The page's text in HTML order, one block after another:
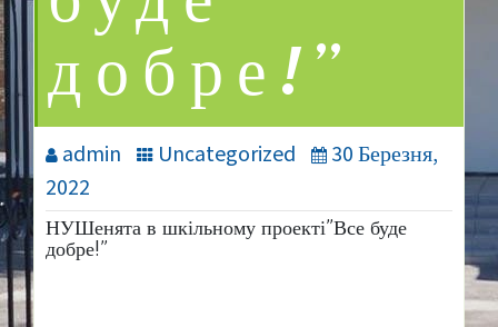
добре!”
admin Uncategorized
30 Березня,
2022
НУШенята в шкільному проекті”Все буде
добре!”